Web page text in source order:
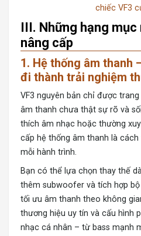
chiếc VF3
III. Những hạng
nâng cấp
1. Hệ thống âm thanh
đi thành trải nghiệm
VF3 nguyên bản chỉ được
âm thanh chưa thật sự rõ và
thích âm nhạc hoặc thường
cấp hệ thống âm thanh là
mỗi hành trình.
Bạn có thể lựa chọn thay thế
thêm subwoofer và tích hợp
tối ưu âm thanh theo không
thương hiệu uy tín và cấu hình
nhạc cá nhân – từ bass mạnh